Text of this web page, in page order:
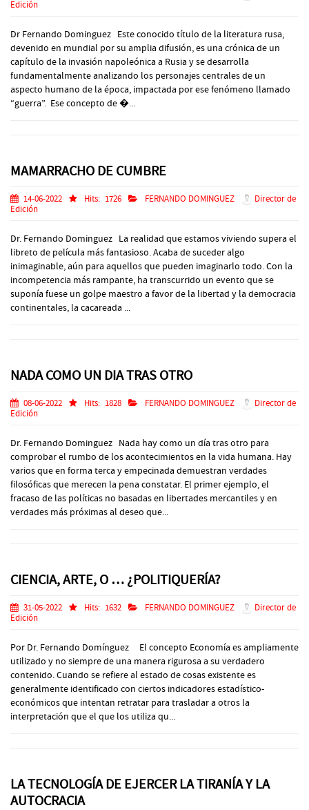
Edición
Dr Fernando Dominguez Este conocido título de la literatura rusa,
devenido en mundial por su amplia difusión, es una crónica de un
capítulo de la invasión napoleónica a Rusia y se desarrolla
fundamentalmente analizando los personajes centrales de un
aspecto humano de la época, impactada por ese fenómeno llamado
“guerra”. Ese concepto de �...
MAMARRACHO DE CUMBRE
14-06-2022 Hits: 1726 FERNANDO DOMINGUEZ
Director de
Edición
Dr. Fernando Dominguez La realidad que estamos viviendo supera el
libreto de película más fantasioso. Acaba de suceder algo
inimaginable, aún para aquellos que pueden imaginarlo todo. Con la
incompetencia más rampante, ha transcurrido un evento que se
suponía fuese un golpe maestro a favor de la libertad y la democracia
continentales, la cacareada ...
NADA COMO UN DIA TRAS OTRO
08-06-2022 Hits: 1828 FERNANDO DOMINGUEZ
Director de
Edición
Dr. Fernando Dominguez Nada hay como un día tras otro para
comprobar el rumbo de los acontecimientos en la vida humana. Hay
varios que en forma terca y empecinada demuestran verdades
filosóficas que merecen la pena constatar. El primer ejemplo, el
fracaso de las políticas no basadas en libertades mercantiles y en
verdades más próximas al deseo que...
CIENCIA, ARTE, O … ¿POLITIQUERÍA?
31-05-2022 Hits: 1632 FERNANDO DOMINGUEZ
Director de
Edición
Por Dr. Fernando Domínguez El concepto Economía es ampliamente
utilizado y no siempre de una manera rigurosa a su verdadero
contenido. Cuando se refiere al estado de cosas existente es
generalmente identificado con ciertos indicadores estadístico-
económicos que intentan retratar para trasladar a otros la
interpretación que el que los utiliza qu...
LA TECNOLOGÍA DE EJERCER LA TIRANÍA Y LA
AUTOCRACIA